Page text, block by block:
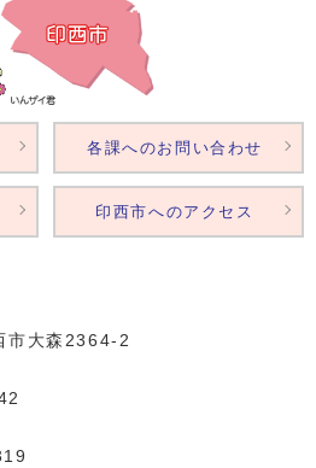
大森2364‐2
各課へのお問い合わせ
印西市へのアクセス